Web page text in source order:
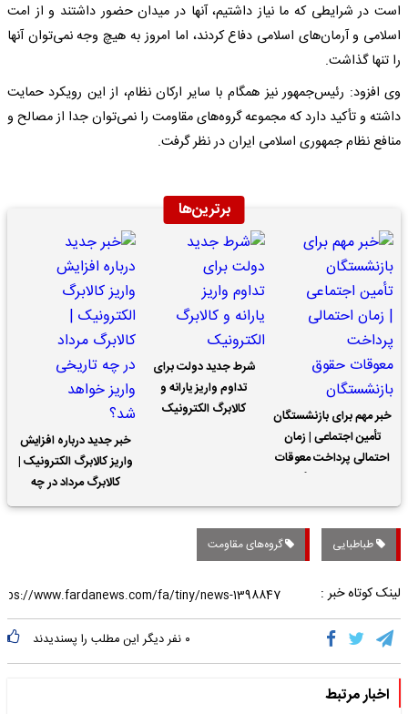
است در شرایطی که ما نیاز داشتیم، آنها در میدان حضور داشتند و از امت
اسلامی و آرمان‌های اسلامی دفاع کردند، اما امروز به هیچ وجه نمی‌توان آنها
را تنها گذاشت.
وی افزود: رئیس‌جمهور نیز همگام با سایر ارکان نظام، از این رویکرد حمایت
داشته و تأکید دارد که مجموعه گروه‌های مقاومت را نمی‌توان جدا از مصالح و
منافع نظام جمهوری اسلامی ایران در نظر گرفت.
برترین‌ها
خبر مهم برای بازنشستگان
تأمین اجتماعی | زمان
احتمالی پرداخت معوقات
شرط جدید دولت برای
تداوم واریز یارانه و
کالابرگ الکترونیک
خبر جدید درباره افزایش
واریز کالابرگ الکترونیک |
کالابرگ مرداد در چه
تاریخی واریز خواهد شد؟
طباطبایی گروه‌های مقاومت
لینک کوتاه خبر :
۰ نفر دیگر این مطلب را پسندیدند
اخبار مرتبط